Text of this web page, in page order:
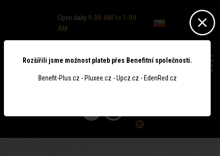
Open daily 9:00 AM to 1:00
AM
Rozšířili jsme možnost plateb přes Benefitní společnosti.
Benefit-Plus.cz - Pluxee.cz - Upcz.cz - EdenRed.cz